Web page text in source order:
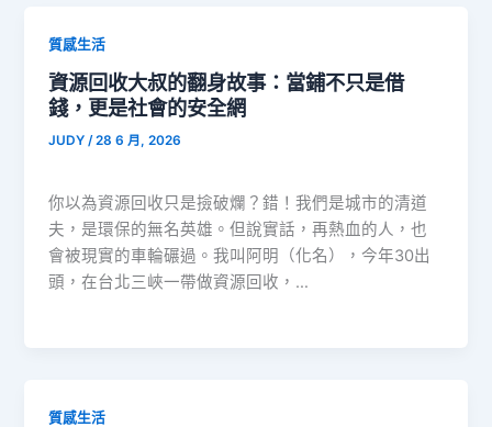
質感生活
資源回收大叔的翻身故事：當鋪不只是借
錢，更是社會的安全網
JUDY/28 6 月, 2026
你以為資源回收只是撿破爛？錯！我們是城市的清道
夫，是環保的無名英雄。但說實話，再熱血的人，也
會被現實的車輪碾過。我叫阿明（化名），今年30出
頭，在台北三峽一帶做資源回收，…
質感生活